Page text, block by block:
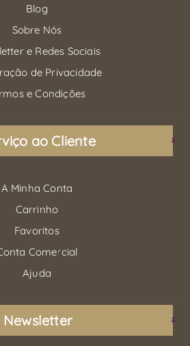
Blog
Sobre Nós
e Redes Sociais
de Privacidade
e Condições
ao Cliente
A Minha Conta
Carrinho
Favoritos
Comercial
Ajuda
Newsletter